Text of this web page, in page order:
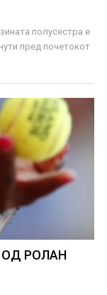
полусестра е
пред почетокот
ОД РОЛАН